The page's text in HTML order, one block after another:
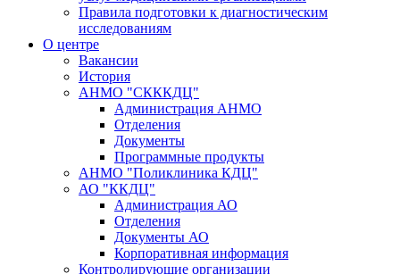
Правила подготовки к диагностическим
исследованиям
О центре
Вакансии
История
АНМО "СКККДЦ"
Администрация АНМО
Отделения
Документы
Программные продукты
АНМО "Поликлиника КДЦ"
АО "ККДЦ"
Администрация АО
Отделения
Документы АО
Корпоративная информация
Контролирующие организации